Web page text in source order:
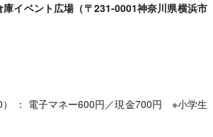
イベント広場（〒231-0001神奈川県横浜市
） ： 電子マネー600円／現金700円 ※小学生